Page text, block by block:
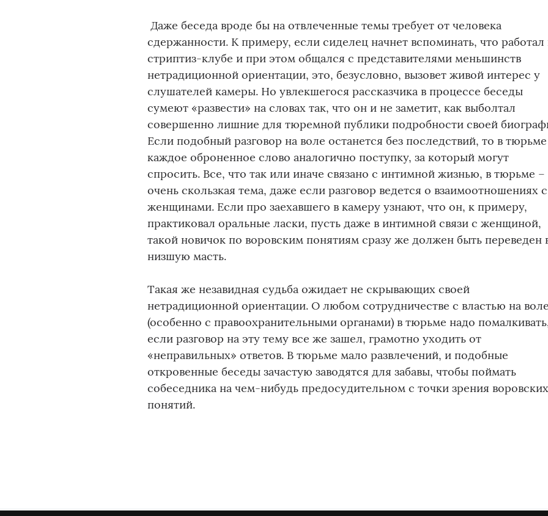
Даже беседа вроде бы на отвлеченные темы требует от человека
сдержанности. К примеру, если сиделец начнет вспоминать, что работал
стриптиз-клубе и при этом общался с представителями меньшинств
нетрадиционной ориентации, это, безусловно, вызовет живой интерес у
слушателей камеры. Но увлекшегося рассказчика в процессе беседы
сумеют «развести» на словах так, что он и не заметит, как выболтал
совершенно лишние для тюремной публики подробности своей
Если подобный разговор на воле останется без последствий, то в тюрьме
каждое оброненное слово аналогично поступку, за который могут
спросить. Все, что так или иначе связано с интимной жизнью, в тюрьме –
очень скользкая тема, даже если разговор ведется о взаимоотношениях с
женщинами. Если про заехавшего в камеру узнают, что он, к примеру,
практиковал оральные ласки, пусть даже в интимной связи с женщиной,
такой новичок по воровским понятиям сразу же должен быть переведен
низшую масть.
Такая же незавидная судьба ожидает не скрывающих своей
нетрадиционной ориентации. О любом сотрудничестве с властью на воле
(особенно с правоохранительными органами) в тюрьме надо
если разговор на эту тему все же зашел, грамотно уходить от
«неправильных» ответов. В тюрьме мало развлечений, и подобные
откровенные беседы зачастую заводятся для забавы, чтобы поймать
собеседника на чем-нибудь предосудительном с точки зрения воровских
понятий.